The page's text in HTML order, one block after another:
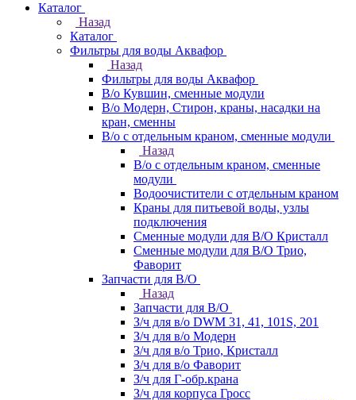
Каталог
Назад
Каталог
Фильтры для воды Аквафор
Назад
Фильтры для воды Аквафор
В/о Кувшин, сменные модули
В/о Модерн, Стирон, краны, насадки на
кран, сменны
В/о с отдельным краном, сменные модули
Назад
В/о с отдельным краном, сменные
модули
Водоочистители с отдельным краном
Краны для питьевой воды, узлы
подключения
Сменные модули для В/О Кристалл
Сменные модули для В/О Трио,
Фаворит
Запчасти для В/О
Назад
Запчасти для В/О
З/ч для в/о DWM 31, 41, 101S, 201
З/ч для в/о Модерн
З/ч для в/о Трио, Кристалл
З/ч для в/о Фаворит
З/ч для Г-обр.крана
З/ч для корпуса Гросс